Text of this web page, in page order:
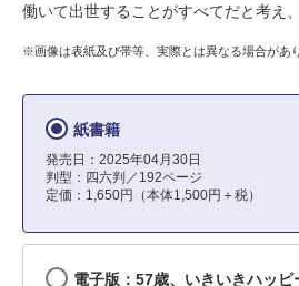
働いて出世することがすべてだと考え
※画像は表紙及び帯等、実際とは異なる場合があ
紙書籍
発売日：2025年04月30日
判型：四六判／192ページ
定価：1,650円（本体1,500円＋税）
電子版：57歳、いきいきハッ